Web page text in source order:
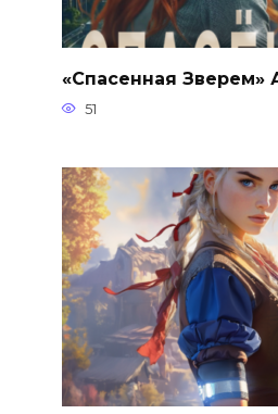
«Спасенная Зверем»
51